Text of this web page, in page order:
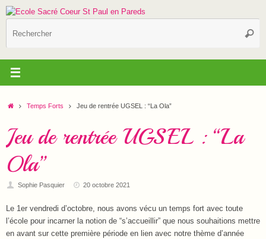
Passer
au
contenu
AccueilTemps Forts Jeu de rentrée UGSEL : “La Ola”
Jeu de rentrée UGSEL : “La
Ola”
Sophie Pasquier 20 octobre 2021
Le 1er vendredi d’octobre, nous avons vécu un temps fort avec toute
l’école pour incarner la notion de “s’accueillir” que nous souhaitions mettre
en avant sur cette première période en lien avec notre thème d’année